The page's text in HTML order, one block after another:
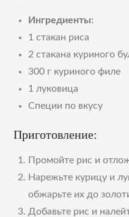
Ингредиенты:
1 стакан риса
2 стакана куриного
300 г куриного филе
1 луковица
Специи по вкусу
Приготовление:
Промойте рис и
Нарежьте курицу и
обжарьте их до
Добавьте рис и